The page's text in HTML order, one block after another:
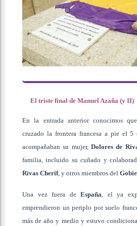
El triste final de Manuel Azaña (y II)
En la entrada anterior conocimos que
cruzado la frontera francesa a pie el
acompañaban su mujer, Dolores de
familia, incluido su cuñado y
Rivas Cherif, y otros miembros del
Una vez fuera de España , el ya
emprendieron un periplo por suelo
más de año y medio y estuvo